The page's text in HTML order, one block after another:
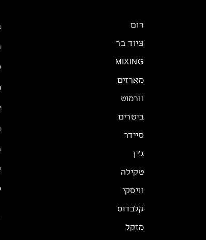
רום
ציוד בר
MIXING
מארזים
וורמוט
ביטרים
סיידר
ג׳ין
טקילה
וויסקי
קלבדוס
מזקל